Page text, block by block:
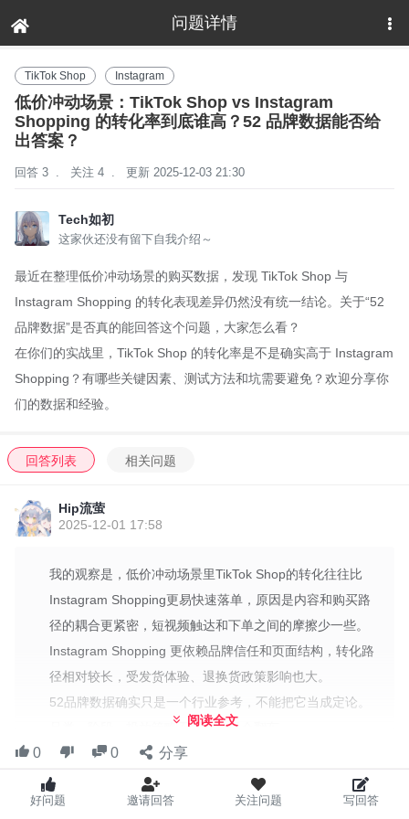
问题详情
下拉刷新
TikTok Shop Instagram
低价冲动场景：TikTok Shop vs Instagram
Shopping 的转化率到底谁高？52 品牌数据能否给
出答案？
回答 3 . 关注 4 . 更新 2025-12-03 21:30
Tech如初
这家伙还没有留下自我介绍～
最近在整理低价冲动场景的购买数据，发现 TikTok Shop 与
Instagram Shopping 的转化表现差异仍然没有统一结论。关于“52
品牌数据”是否真的能回答这个问题，大家怎么看？
在你们的实战里，TikTok Shop 的转化率是不是确实高于 Instagram
Shopping？有哪些关键因素、测试方法和坑需要避免？欢迎分享你
们的数据和经验。
回答列表 相关问题
Hip流萤
2025-12-01 17:58
我的观察是，低价冲动场景里TikTok Shop的转化往往比
Instagram Shopping更易快速落单，原因是内容和购买路
径的耦合更紧密，短视频触达和下单之间的摩擦少一些。
Instagram Shopping 更依赖品牌信任和页面结构，转化路
径相对较长，受发货体验、退换货政策影响也大。
52品牌数据确实只是一个行业参考，不能把它当成定论。
品类、阶段、投放策略不同，结果会翻车。
我的测试要点有两点：一是对齐价格点、SKU、着陆页和
投放结构，尽量让两平台的流量质量接近；二是跟踪从点
击到添加购物车、到下单的全链路，别只看转化率，毛利
阅读全文
0 0 分享
I'm Tiktoker 玩家交流微信群
好问题 邀请回答 关注问题 写回答